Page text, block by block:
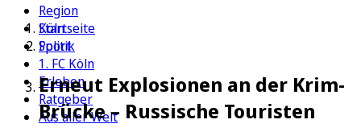
Region
Köln
Sport
1. FC Köln
Erleben
Ratgeber
Aus aller Welt
Startseite
Politik
Erneut Explosionen an der Krim-
Brücke – Russische Touristen